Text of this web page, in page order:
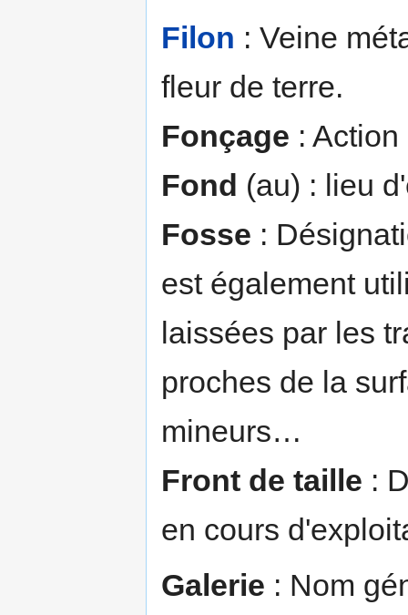
Filon : Veine
fleur de terre.
Fonçage :
Fond (au) : lieu
Fosse :
est également
laissées par les
proches de la
mineurs…
Front de taille :
en cours
Galerie : Nom